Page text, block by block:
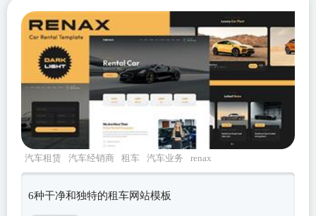
汽车租赁 汽车经销商 租车 汽车业务 renax
6种干净和独特的租车网站模板